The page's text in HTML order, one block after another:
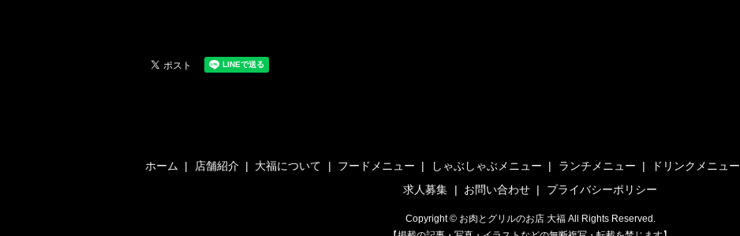
ホーム 店舗紹介 大福について フードメニュー しゃぶしゃぶメニュー ランチメニュー ドリンクメニュー
求人募集
お問い合わせ プライバシーポリシー
Copyright © お肉とグリルのお店 大福 All Rights Reserved.